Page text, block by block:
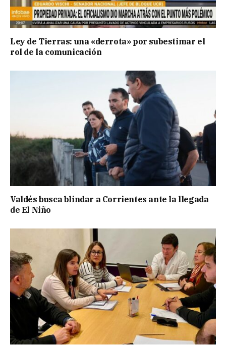
Ley de Tierras: una «derrota» por subestimar el
rol de la comunicación
Valdés busca blindar a Corrientes ante la llegada
de El Niño